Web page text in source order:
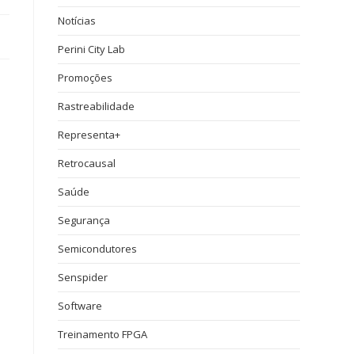
Notícias
Perini City Lab
Promoções
Rastreabilidade
Representa+
Retrocausal
Saúde
Segurança
Semicondutores
Senspider
Software
Treinamento FPGA